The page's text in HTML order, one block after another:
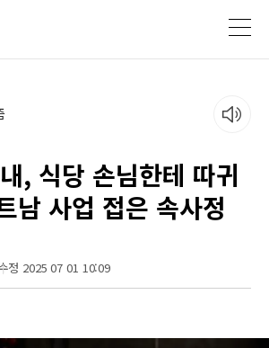
, 식당 손님한테 따귀
남 사업 접은 속사정
정 2025 07 01 10:09